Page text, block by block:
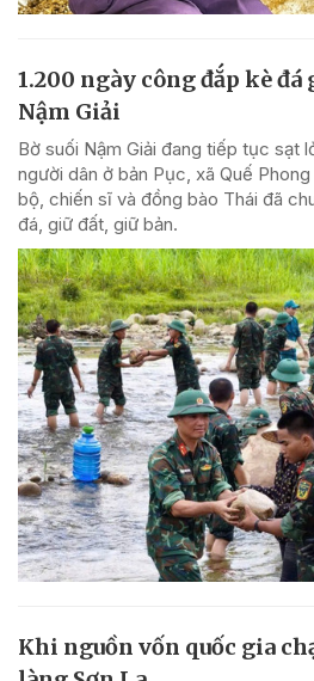
1.200 ngày công đắp kè
Nậm Giải
Bờ suối Nậm Giải đang tiếp tục sạt
người dân ở bản Pục, xã Quế
bộ, chiến sĩ và đồng bào Thái đã
đá, giữ đất, giữ bản.
Khi nguồn vốn quốc gia